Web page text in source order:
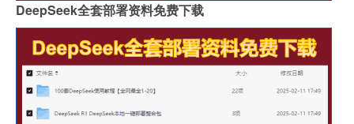
DeepSeek全套部署资料免费下载